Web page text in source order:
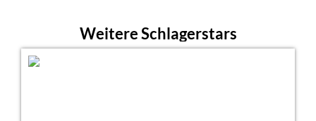
Weitere Schlagerstars